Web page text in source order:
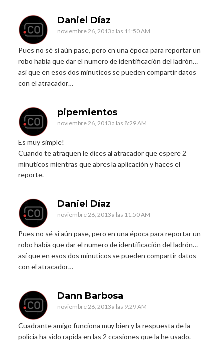
Daniel Díaz
noviembre 26, 2013 a las 11:50 AM
Pues no sé si aún pase, pero en una época para reportar un
robo había que dar el numero de identificación del ladrón…
así que en esos dos minuticos se pueden compartir datos
con el atracador…
pipemientos
noviembre 26, 2013 a las 8:29 AM
Es muy simple!
Cuando te atraquen le dices al atracador que espere 2
minuticos mientras que abres la aplicación y haces el
reporte.
Daniel Díaz
noviembre 26, 2013 a las 11:50 AM
Pues no sé si aún pase, pero en una época para reportar un
robo había que dar el numero de identificación del ladrón…
así que en esos dos minuticos se pueden compartir datos
con el atracador…
Dann Barbosa
noviembre 26, 2013 a las 9:29 AM
Cuadrante amigo funciona muy bien y la respuesta de la
policia ha sido rapida en las 2 ocasiones que la he usado.